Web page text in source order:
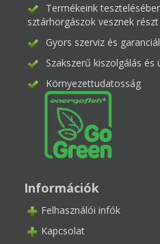
Termékeink
sztárhorgászok vesznek részt
Gyors szerviz és
Szakszerű kiszolgálás és
Környezettudatosság
Információk
Felhasználói infók
Kapcsolat